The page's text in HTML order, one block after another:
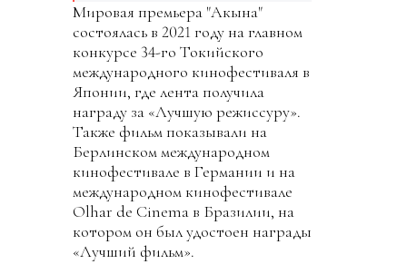
Мировая премьера "Акына"
состоялась в 2021 году на главном
конкурсе 34-го Токийского
международного кинофестиваля в
Японии, где лента получила
награду за «Лучшую режиссуру».
Также фильм показывали на
Берлинском международном
кинофестивале в Германии и на
международном кинофестивале
Olhar de Cinema в Бразилии, на
котором он был удостоен награды
«Лучший фильм».